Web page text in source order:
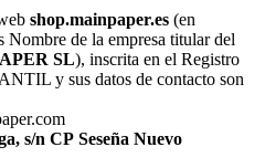
shop.mainpaper.es (en
Nombre de la empresa titular del
SL), inscrita en el Registro
y sus datos de contacto son
s/n CP Seseña Nuevo